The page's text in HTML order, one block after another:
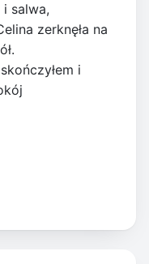
salwa,
zerknęła na
i